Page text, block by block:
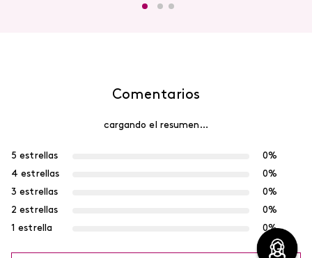
Comentarios
cargando el resumen…
5 estrellas
0%
4 estrellas
0%
3 estrellas
0%
2 estrellas
0%
1 estrella
0%